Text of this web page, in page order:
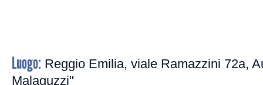
Luogo: Reggio Emilia, viale Ramazzini 72a,
Malaguzzi"